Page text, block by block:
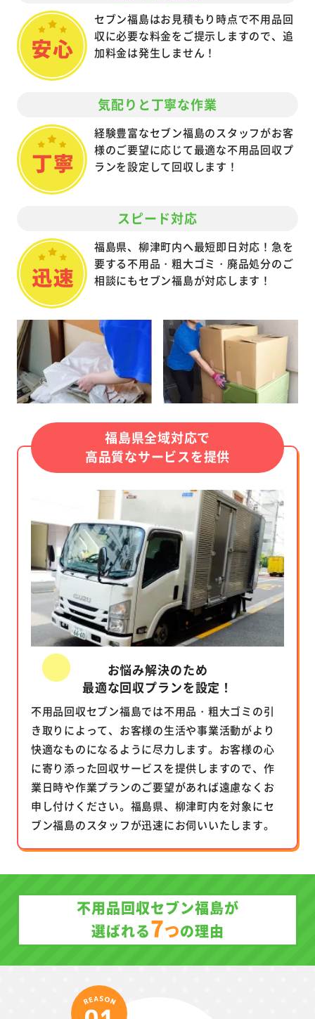
セブン福島はお見積もり時点で不用品回
収に必要な料金をご提示しますので、追
加料金は発生しません！
気配りと丁寧な作業
経験豊富なセブン福島のスタッフがお客
様のご要望に応じて最適な不用品回収プ
ランを設定して回収します！
スピード対応
福島県、柳津町内へ最短即日対応！急を
要する不用品・粗大ゴミ・廃品処分のご
相談にもセブン福島が対応します！
福島県全域対応で
高品質なサービスを提供
お悩み解決のため
最適な回収プランを設定！
不用品回収セブン福島では不用品・粗大ゴミの引
き取りによって、お客様の生活や事業活動がより
快適なものになるように尽力します。お客様の心
に寄り添った回収サービスを提供しますので、作
業日時や作業プランのご要望があれば遠慮なくお
申し付けください。福島県、柳津町内を対象にセ
ブン福島のスタッフが迅速にお伺いいたします。
不用品回収セブン福島が
選ばれる7つの理由